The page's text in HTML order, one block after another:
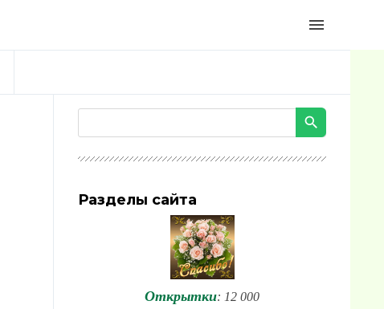
menu
Разделы сайта
Открытки: 12 000